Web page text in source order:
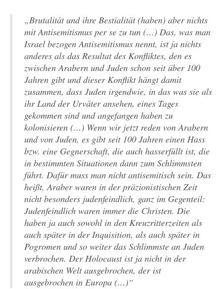
„Brutalität und ihre Bestialität (haben) aber nichts
mit Antisemitismus per se zu tun (…) Das, was man
Israel bezogen Antisemitismus nennt, ist ja nichts
anderes als das Resultat des Konfliktes, den es
zwischen Arabern und Juden schon seit über 100
Jahren gibt und dieser Konflikt hängt damit
zusammen, dass Juden irgendwie, in das was sie als
ihr Land der Urväter ansehen, eines Tages
gekommen sind und angefangen haben zu
kolonisieren (…) Wenn wir jetzt reden von Arabern
und von Juden, es gibt seit 100 Jahren einen Hass
bzw. eine Gegnerschaft, die auch hasserfüllt ist, die
in bestimmten Situationen dann zum Schlimmsten
führt. Dafür muss man nicht antisemitisch sein. Das
heißt, Araber waren in der präzionistischen Zeit
nicht besonders judenfeindlich, ganz im Gegenteil:
Judenfeindlich waren immer die Christen. Die
haben ja auch sowohl in den Kreuzritterzeiten als
auch später in der Inquisition, als auch später in
Pogromen und so weiter das Schlimmste an Juden
verbrochen. Der Holocaust ist ja nicht in der
arabischen Welt ausgebrochen, der ist
ausgebrochen in Europa (…)“